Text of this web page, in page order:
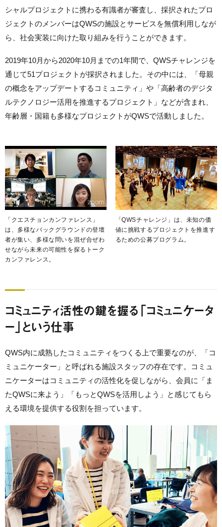
シャルプロジェクトに携わる有識者が審査し、採択されたプロ
ジェクトのメンバーはQWSの施設とサービスを無償利用しなが
ら、社会実装に向けた取り組みを行うことができます。
2019年10月から2020年10月までの1年間で、QWSチャレンジを
通じて51プロジェクトが採択されました。その中には、「母親
の概念をアップデートするコミュニティ」や「高齢者のデジタ
ルテクノロジー活用を推進するプロジェクト」などが含まれ、
年齢層・国籍も多様なプロジェクトがQWSで活動しました。
「クエスチョンカンファレンス」
は、多様なバックグラウンドの登壇
者が集い、多様な問いを混ぜ合ぜわ
せながら未来の可能性を探るトーク
カンファレンス。
「QWSチャレンジ」は、未知の価
値に挑戦するプロジェクトを推進す
るための公募プログラム。
コミュニティ活性の鍵を握る「コミュニケータ
ー」という仕事
QWS内に成熟したコミュニティをつくる上で重要なのが、「コ
ミュニケーター」と呼ばれる施設スタッフの存在です。コミュ
ニケーターはコミュニティの活性化を促しながら、会員に「ま
たQWSに来よう」「もっとQWSを活用しよう」と感じてもら
える環境を提供する役割を担っています。